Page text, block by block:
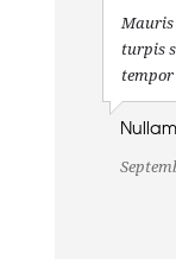
Mauris
turpis
tempor
Nullam